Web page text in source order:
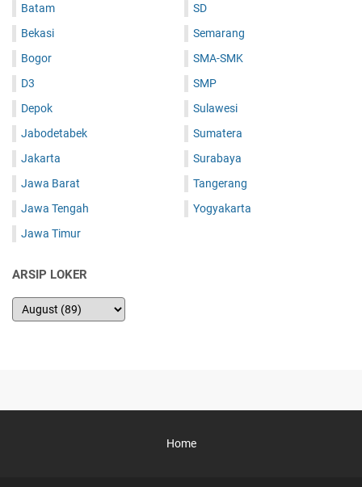
Batam
Bekasi
Bogor
D3
Depok
Jabodetabek
Jakarta
Jawa Barat
Jawa Tengah
Jawa Timur
SD
Semarang
SMA-SMK
SMP
Sulawesi
Sumatera
Surabaya
Tangerang
Yogyakarta
ARSIP LOKER
Home